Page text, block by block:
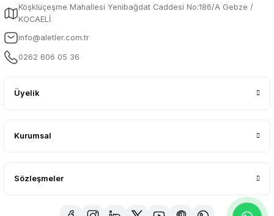
Güzel ürün...
ABDULLAH ŞENCAN | 30/01/2026
Köşklüçeşme Mahallesi Yenibağdat Caddesi No:186/A Gebze /
KOCAELİ
info@aletler.com.tr
0262 606 05 36
Üyelik
Kurumsal
Sözleşmeler